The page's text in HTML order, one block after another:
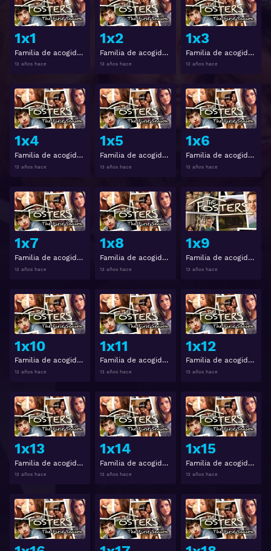
1x1
Familia de acogida Temporada 1 Capitulo 1
13 años hace
1x2
Familia de acogida Temporada 1 Capitulo 2
13 años hace
1x3
Familia de acogida Temporada 1 Capitulo 3
13 años hace
1x4
Familia de acogida Temporada 1 Capitulo 4
13 años hace
Ver
1x5
Familia de acogida Temporada 1 Capitulo 5
13 años hace
Ver
1x6
Familia de acogida Temporada 1 Capitulo 6
13 años hace
1x7
Familia de acogida Temporada 1 Capitulo 7
13 años hace
Ver
1x8
Familia de acogida Temporada 1 Capitulo 8
13 años hace
Ver
1x9
Familia de acogida Temporada 1 Capitulo 9
13 años hace
1x10
Familia de acogida Temporada 1 Capitulo 10
13 años hace
Ver
1x11
Familia de acogida Temporada 1 Capitulo 11
13 años hace
Ver
1x12
Familia de acogida Temporada 1 Capitulo 12
13 años hace
1x13
Familia de acogida Temporada 1 Capitulo 13
13 años hace
Ver
1x14
Familia de acogida Temporada 1 Capitulo 14
13 años hace
Ver
1x15
Familia de acogida Temporada 1 Capitulo 15
13 años hace
Ver Ver